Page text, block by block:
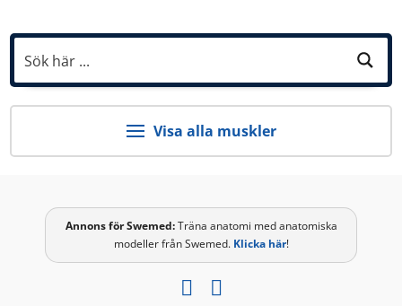
Visa alla muskler
Annons förSwemed:Träna anatomi med anatomiska
modeller från Swemed. Klicka här!